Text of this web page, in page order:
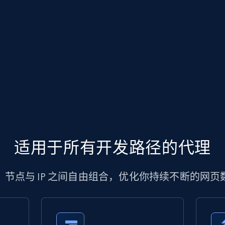
适用于所有开发路径的代理
节点与 IP 之间自由组合，优化你持续不断的网页